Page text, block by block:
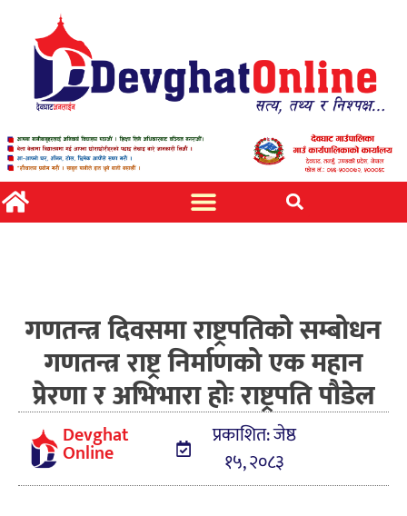
गणतन्त्र दिवसमा राष्ट्रपतिको सम्बोधन
गणतन्त्र राष्ट्र निर्माणको एक महान
प्रेरणा र अभिभारा होः राष्ट्रपति पौडेल
Devghat
Online
प्रकाशित: जेष्ठ
१५, २०८३